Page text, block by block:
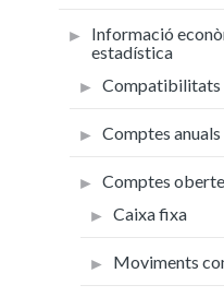
Informació
estadística
Compatibilitats
Comptes anuals
Comptes
Caixa fixa
Moviments